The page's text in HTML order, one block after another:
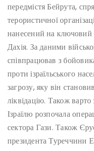
передмістя Бейрута,
терористичної
нанесений на
Дахія. За даними
співпрацював з
проти ізраїльського
загрозу, яку він
ліквідацію. Також
Ізраїлю розпочала
сектора Гази. Також
президента Туреччини